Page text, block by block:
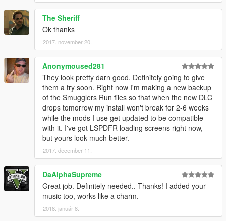
The Sheriff
Ok thanks
2017. november 20.
Anonymoused281
They look pretty darn good. Definitely going to give
them a try soon. Right now I'm making a new backup
of the Smugglers Run files so that when the new DLC
drops tomorrow my install won't break for 2-6 weeks
while the mods I use get updated to be compatible
with it. I've got LSPDFR loading screens right now,
but yours look much better.
2017. december 11.
DaAlphaSupreme
Great job. Definitely needed.. Thanks! I added your
music too, works like a charm.
2018. január 8.